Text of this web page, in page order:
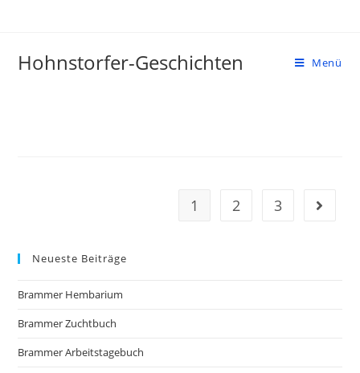
Hohnstorfer-Geschichten Menü
1 2 3 Gehe
Neueste Beiträge
Brammer Hembarium
Brammer Zuchtbuch
Brammer Arbeitstagebuch